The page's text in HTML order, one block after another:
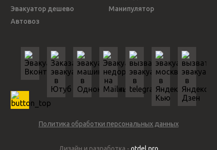
Эвакуатор дешево
Манипулятор
Автовоз
Политика обработки персональных данных